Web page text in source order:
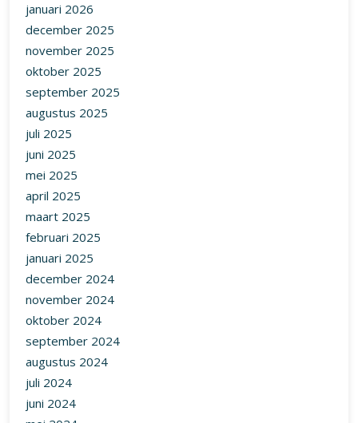
januari 2026
december 2025
november 2025
oktober 2025
september 2025
augustus 2025
juli 2025
juni 2025
mei 2025
april 2025
maart 2025
februari 2025
januari 2025
december 2024
november 2024
oktober 2024
september 2024
augustus 2024
juli 2024
juni 2024